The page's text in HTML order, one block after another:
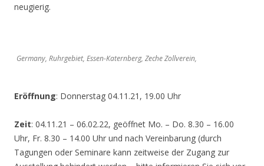
neugierig.
Germany, Ruhrgebiet, Essen-Katernberg, Zeche Zollverein,
Eröffnung: Donnerstag 04.11.21, 19.00 Uhr
Zeit: 04.11.21 – 06.02.22, geöffnet Mo. – Do. 8.30 – 16.00
Uhr, Fr. 8.30 – 14.00 Uhr und nach Vereinbarung (durch
Tagungen oder Seminare kann zeitweise der Zugang zur